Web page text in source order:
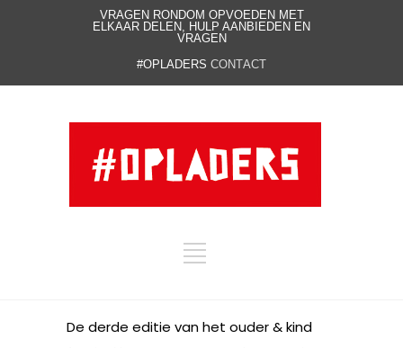
VRAGEN RONDOM OPVOEDEN MET
ELKAAR DELEN, HULP AANBIEDEN EN
VRAGEN
#OPLADERS CONTACT
De derde editie van het ouder & kind